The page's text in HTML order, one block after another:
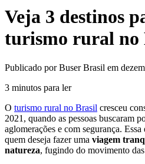
Veja 3 destinos
turismo rural no
Publicado por Buser Brasil em
3 minutos para ler
O turismo rural no Brasil cresceu
2021, quando as pessoas buscaram
aglomerações e com segurança.
quem deseja fazer uma viagem
natureza, fugindo do movimento